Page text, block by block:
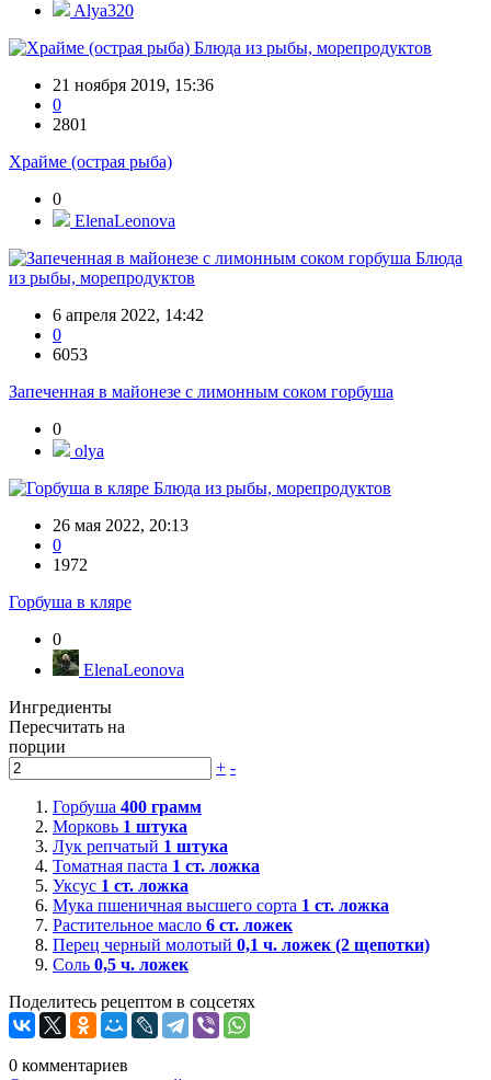
Alya320
Блюда из рыбы, морепродуктов
21 ноября 2019, 15:36
0
2801
Храйме (острая рыба)
0
ElenaLeonova
Блюда
из рыбы, морепродуктов
6 апреля 2022, 14:42
0
6053
Запеченная в майонезе с лимонным соком горбуша
0
olya
Блюда из рыбы, морепродуктов
26 мая 2022, 20:13
0
1972
Горбуша в кляре
0
ElenaLeonova
Ингредиенты
Пересчитать на
порции
+ -
Горбуша 400 грамм
Морковь 1 штука
Лук репчатый 1 штука
Томатная паста 1 ст. ложка
Уксус 1 ст. ложка
Мука пшеничная высшего сорта 1 ст. ложка
Растительное масло 6 ст. ложек
Перец черный молотый 0,1 ч. ложек (2 щепотки)
Соль 0,5 ч. ложек
Поделитесь рецептом в соцсетях
0 комментариев